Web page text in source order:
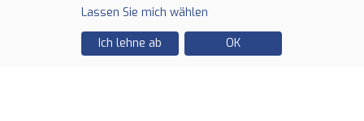
Lassen Sie mich wählen
Ich lehne ab OK